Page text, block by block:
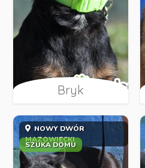
Bryk
NOWY DWÓR
MAZOWIECKI
SZUKA DOMU